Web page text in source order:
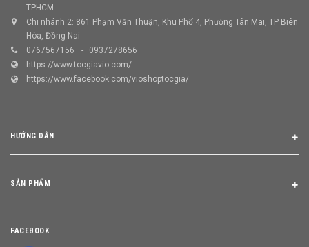
TPHCM
Chi nhánh 2: 861 Phạm Văn Thuận, Khu Phố 4, Phường Tân Mai, TP Biên
Hòa, Đồng Nai
0767567156
0937278656
https://www.tocgiavio.com/
https://www.facebook.com/vioshoptocgia/
HƯỚNG DẪN
SẢN PHẨM
FACEBOOK